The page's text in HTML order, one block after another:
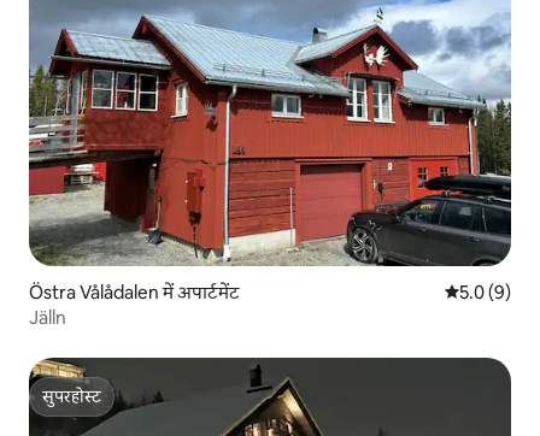
Östra Vålådalen में अपार्टमेंट औसत रेटिंग 5
5.0 (9)
Jälln
सुपरहोस्ट
सुपरहोस्ट